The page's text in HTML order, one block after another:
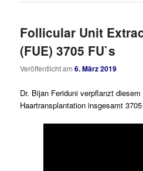
Follicular Unit
(FUE) 3705 FU`s
Veröffentlicht am6. März 2019
Dr. Bijan Feriduni verpflanzt
Haartransplantation insgesamt